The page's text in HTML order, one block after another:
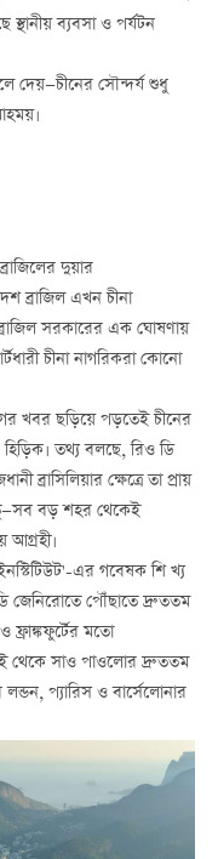
ব্যবসা ও পর্যটন
সৌন্দর্য শুধু
দুয়ার
ব্রাজিল এখন চীনা
সরকারের এক ঘোষণায়
চীনা নাগরিকরা কোনো
খবর ছড়িয়ে পড়তেই চীনের
হিড়িক। তথ্য বলছে, রিও ডি
ব্রাসিলিয়ার ক্ষেত্রে তা প্রায়
বড় শহর থেকেই
আগ্রহী।
ইনস্টিটিউট'-এর গবেষক শি খ্য
জেনিরোতে পৌঁছাতে দ্রুততম
ফ্রাঙ্কফুর্টের মতো
থেকে সাও পাওলোর দ্রুততম
প্যারিস ও বার্সেলোনার